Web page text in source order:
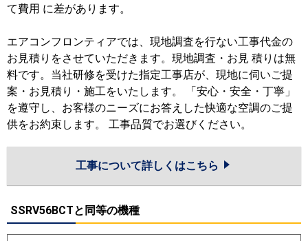
て費用 に差があります。
エアコンフロンティアでは、現地調査を行ない工事代金の
お見積りをさせていただきます。現地調査・お見 積りは無
料です。当社研修を受けた指定工事店が、現地に伺いご提
案・お見積り・施工をいたします。 「安心・安全・丁寧」
を遵守し、お客様のニーズにお答えした快適な空調のご提
供をお約束します。 工事品質でお選びください。
工事について詳しくはこちら
SSRV56BCTと同等の機種